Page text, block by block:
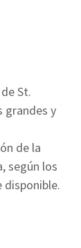
St.
grandes y
de la
según los
disponible.